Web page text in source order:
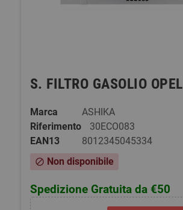
S. FILTRO GASOLIO OPEL
Marca
ASHIKA
Riferimento
30ECO083
EAN13
8012345045334
block Non disponibile
Spedizione Gratuita da €50